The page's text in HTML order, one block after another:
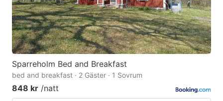
Sparreholm Bed and Breakfast
bed and breakfast · 2 Gäster · 1 Sovrum
848 kr /natt